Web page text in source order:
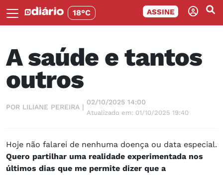
18°C ASSINE
A saúde e tantos
outros
POR LILIANE PEREIRA |
02/10/2025 14:00
Atualizado em: 01/10/2025 19:40
Hoje não falarei de nenhuma doença ou data especial.
Quero partilhar uma realidade experimentada nos
últimos dias que me permite dizer que a